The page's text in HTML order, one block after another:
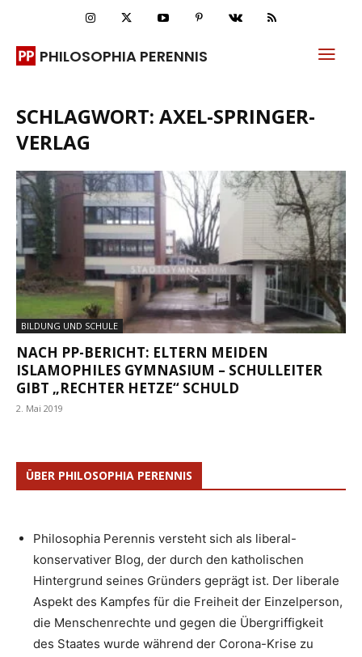
PHILOSOPHIA PERENNIS
SCHLAGWORT: AXEL-SPRINGER-
VERLAG
BILDUNG UND SCHULE
NACH PP-BERICHT: ELTERN MEIDEN
ISLAMOPHILES GYMNASIUM – SCHULLEITER
GIBT „RECHTER HETZE“ SCHULD
2. Mai 2019
ÜBER PHILOSOPHIA PERENNIS
Philosophia Perennis versteht sich als liberal-
konservativer Blog, der durch den katholischen
Hintergrund seines Gründers geprägt ist. Der liberale
Aspekt des Kampfes für die Freiheit der Einzelperson,
die Menschenrechte und gegen die Übergriffigkeit
des Staates wurde während der Corona-Krise zu